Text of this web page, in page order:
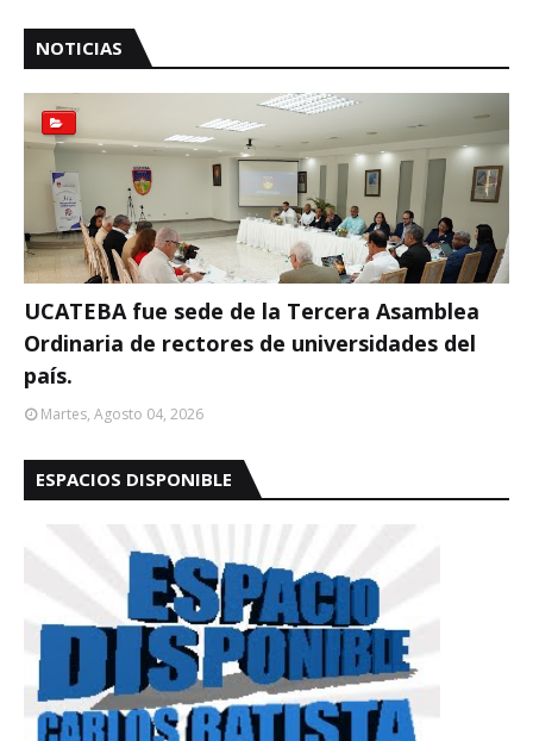
NOTICIAS
UCATEBA fue sede de la Tercera Asamblea
Ordinaria de rectores de universidades del
país.
Martes, Agosto 04, 2026
ESPACIOS DISPONIBLE